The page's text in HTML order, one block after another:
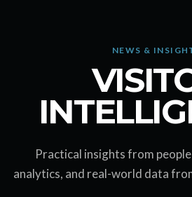
NEWS &
Practical insights from
analytics, and real-world data